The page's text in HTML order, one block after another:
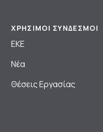
ΧΡΗΣΙΜΟΙ ΣΥΝΔΕΣΜΟΙ
ΕΚΕ
Νέα
Θέσεις Εργασίας